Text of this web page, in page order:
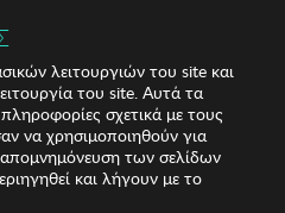
λειτουργιών του site και
του site. Αυτά τα
σχετικά με τους
να χρησιμοποιηθούν για
των σελίδων
και λήγουν με το